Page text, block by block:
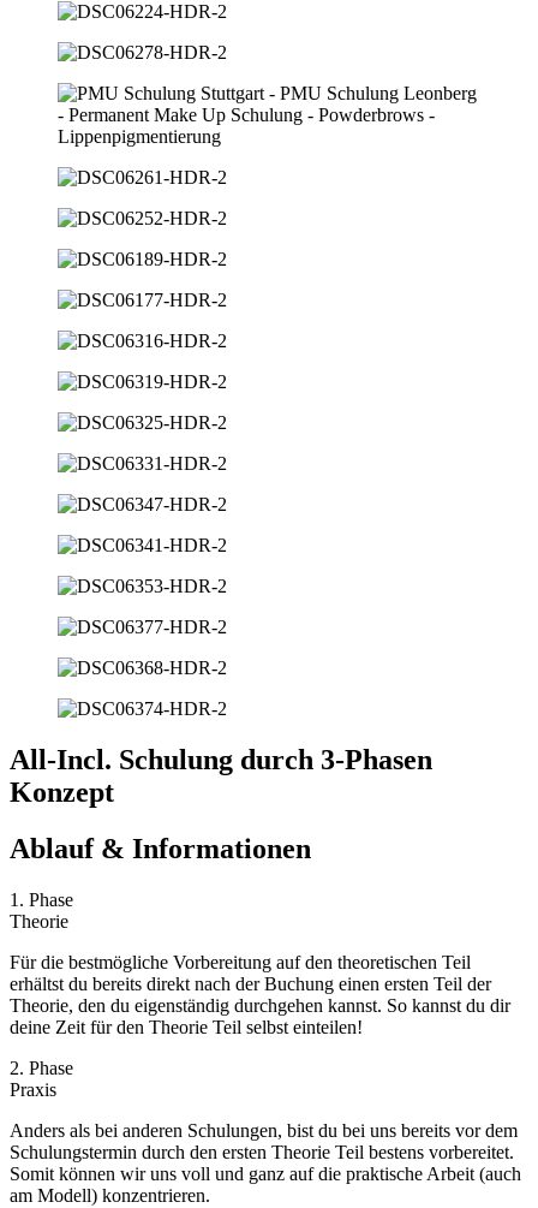
All-Incl. Schulung durch 3-Phasen
Konzept
Ablauf & Informationen
1. Phase
Theorie
Für die bestmögliche Vorbereitung auf den theoretischen Teil
erhältst du bereits direkt nach der Buchung einen ersten Teil der
Theorie, den du eigenständig durchgehen kannst. So kannst du dir
deine Zeit für den Theorie Teil selbst einteilen!
2. Phase
Praxis
Anders als bei anderen Schulungen, bist du bei uns bereits vor dem
Schulungstermin durch den ersten Theorie Teil bestens vorbereitet.
Somit können wir uns voll und ganz auf die praktische Arbeit (auch
am Modell) konzentrieren.